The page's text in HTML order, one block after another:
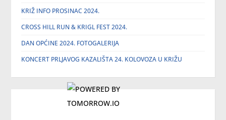
KRIŽ INFO PROSINAC 2024.
CROSS HILL RUN & KRIGL FEST 2024.
DAN OPĆINE 2024. FOTOGALERIJA
KONCERT PRLJAVOG KAZALIŠTA 24. KOLOVOZA U KRIŽU